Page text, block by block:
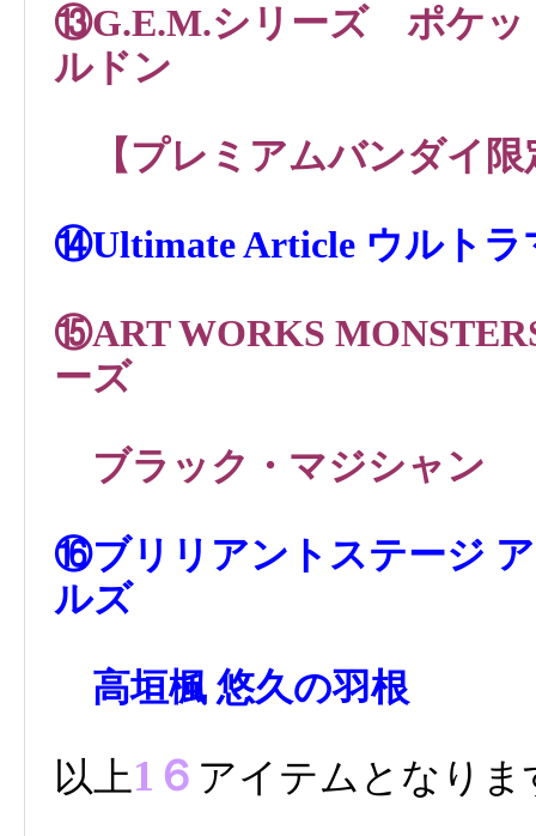
⑬G.E.M.シリーズ ポケッ
ルドン
【プレミアムバンダイ限
⑭Ultimate Article ウルトラ
⑮ART WORKS
ーズ
ブラック・マジシャン
⑯ブリリアントステージ
ルズ
高垣楓 悠久の羽根
以上1６ アイテムとなりま